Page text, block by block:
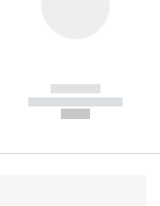
------------
----------- -----------